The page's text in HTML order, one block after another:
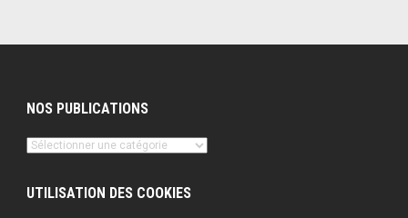
NOS PUBLICATIONS
Nos
UTILISATION DES COOKIES